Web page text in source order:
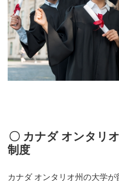
〇 カナダ オンタリ
制度
カナダ オンタリオ州の大学